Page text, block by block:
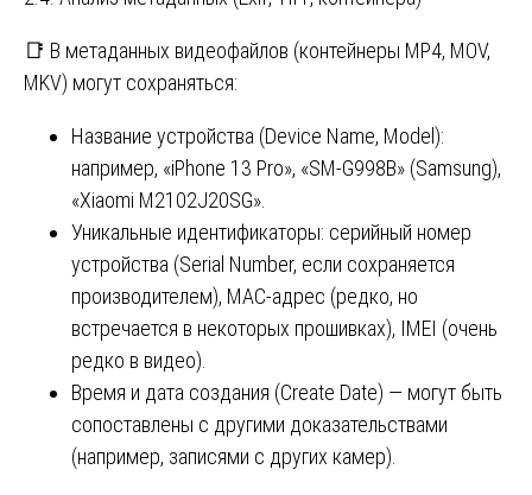
📑 В метаданных видеофайлов (контейнеры MP4, MOV,
MKV) могут сохраняться:
Название устройства (Device Name, Model):
например, «iPhone 13 Pro», «SM-G998B» (Samsung),
«Xiaomi M2102J20SG».
Уникальные идентификаторы: серийный номер
устройства (Serial Number, если сохраняется
производителем), MAC-адрес (редко, но
встречается в некоторых прошивках), IMEI (очень
редко в видео).
Время и дата создания (Create Date) — могут быть
сопоставлены с другими доказательствами
(например, записями с других камер).